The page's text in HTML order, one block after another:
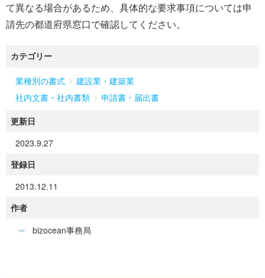
て異なる場合があるため、具体的な要求事項については申
請先の都道府県窓口で確認してください。
カテゴリー
業種別の書式 > 建設業・建築業
社内文書・社内書類 > 申請書・届出書
更新日
2023.9.27
登録日
2013.12.11
作者
bizocean事務局